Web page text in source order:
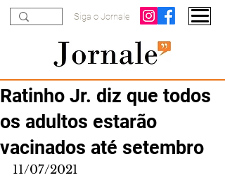
Siga o Jornale
Ratinho Jr. diz que todos
os adultos estarão
vacinados até setembro
11/07/2021